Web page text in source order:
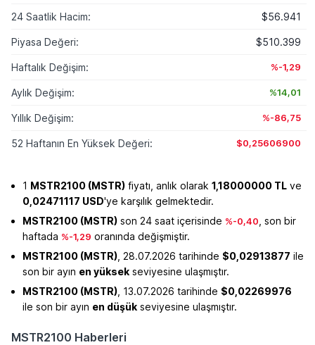
24 Saatlik Hacim: $56.941
Piyasa Değeri: $510.399
Haftalık Değişim: %-1,29
Aylık Değişim: %14,01
Yıllık Değişim: %-86,75
52 Haftanın En Yüksek Değeri: $0,25606900
1 MSTR2100 (MSTR) fiyatı, anlık olarak 1,18000000 TL ve
0,02471117 USD'ye karşılık gelmektedir.
MSTR2100 (MSTR) son 24 saat içerisinde %-0,40 , son bir
haftada %-1,29 oranında değişmiştir.
MSTR2100 (MSTR) , 28.07.2026 tarihinde $0,02913877 ile
son bir ayın en yüksek seviyesine ulaşmıştır.
MSTR2100 (MSTR) , 13.07.2026 tarihinde $0,02269976
ile son bir ayın en düşük seviyesine ulaşmıştır.
MSTR2100 Haberleri